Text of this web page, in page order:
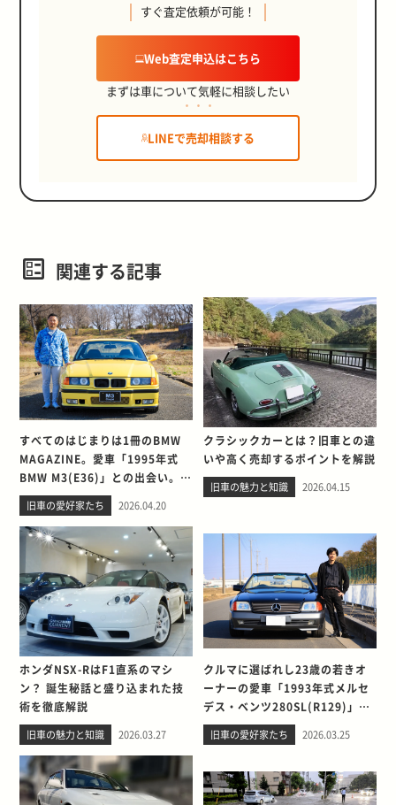
すぐ査定依頼が可能！
Web査定申込はこちら
まずは車について気軽に相談したい
LINEで売却相談する
関連する記事
すべてのはじまりは1冊のBMW
MAGAZINE。愛車「1995年式
BMW M3(E36)」との出会い。そ
して別れを考える
旧車の愛好家たち 2026.04.20
クラシックカーとは？旧車との違
いや高く売却するポイントを解説
旧車の魅力と知識 2026.04.15
ホンダNSX-RはF1直系のマシ
ン？ 誕生秘話と盛り込まれた技
術を徹底解説
旧車の魅力と知識 2026.03.27
クルマに選ばれし23歳の若きオ
ーナーの愛車「1993年式メルセ
デス・ベンツ280SL(R129)」と
の出会い。そして別れを考える
旧車の愛好家たち 2026.03.25